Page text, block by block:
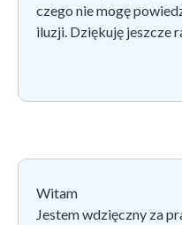
czego nie mogę
iluzji. Dziękuję jeszcze
Witam
Jestem wdzięczny za